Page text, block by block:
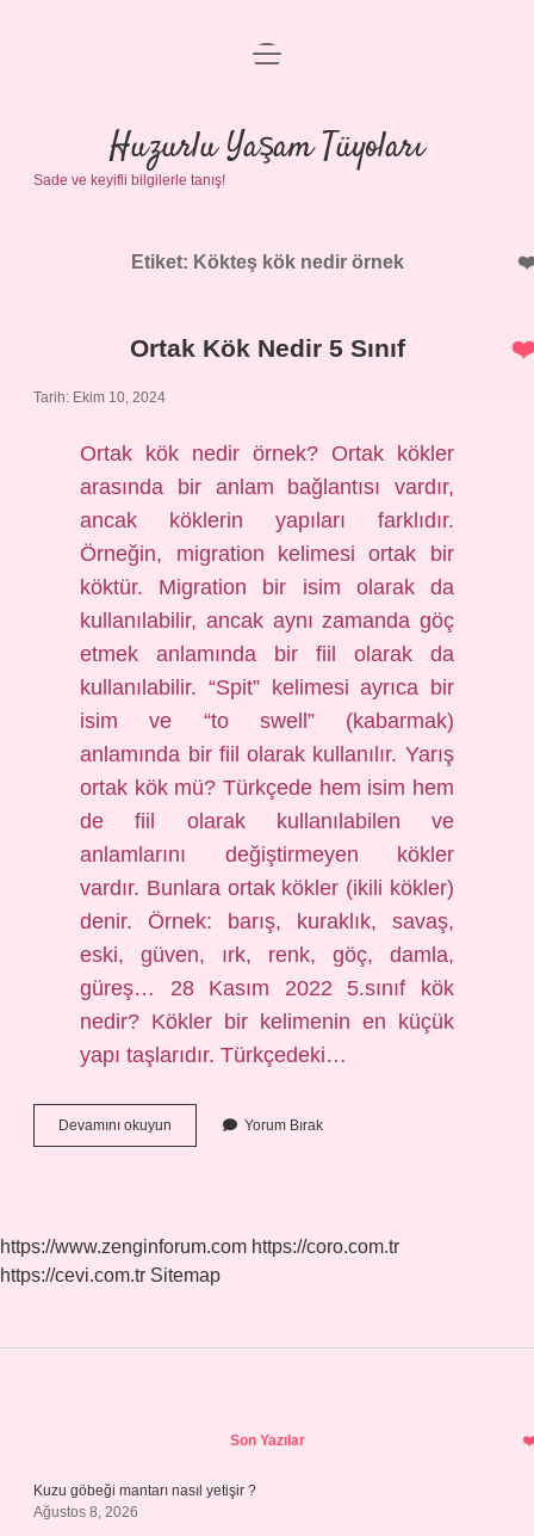
Anasayfa
Gizlilik Politikası
Yasal Uyarı
menüyü
Huzurlu Yaşam Tüyoları
Sade ve keyifli bilgilerle tanış!
Etiket: Kökteş kök nedir örnek
Ortak Kök Nedir 5 Sınıf
Tarih: Ekim 10, 2024
Ortak kök nedir örnek? Ortak kökler
arasında bir anlam bağlantısı vardır,
ancak köklerin yapıları farklıdır.
Örneğin, migration kelimesi ortak bir
köktür. Migration bir isim olarak da
kullanılabilir, ancak aynı zamanda göç
etmek anlamında bir fiil olarak da
kullanılabilir. “Spit” kelimesi ayrıca bir
isim ve “to swell” (kabarmak)
anlamında bir fiil olarak kullanılır. Yarış
ortak kök mü? Türkçede hem isim hem
de fiil olarak kullanılabilen ve
anlamlarını değiştirmeyen kökler
vardır. Bunlara ortak kökler (ikili kökler)
denir. Örnek: barış, kuraklık, savaş,
eski, güven, ırk, renk, göç, damla,
güreş… 28 Kasım 2022 5.sınıf kök
nedir? Kökler bir kelimenin en küçük
yapı taşlarıdır. Türkçedeki…
Devamını okuyun
Kök
Yorum Bırak
https://www.zenginforum.com https://coro.com.tr
https://cevi.com.tr Sitemap
Son Yazılar
Kuzu göbeği mantarı nasıl yetişir ?
Ağustos 8, 2026